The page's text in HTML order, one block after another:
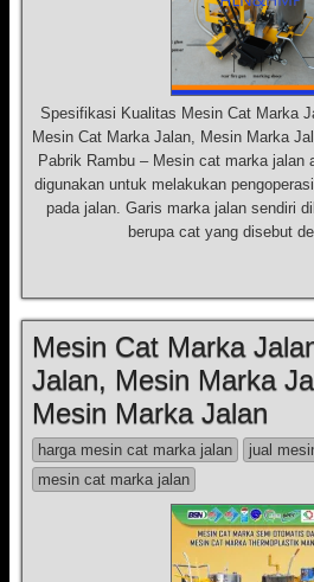
Spesifikasi Kualitas Mesin Cat Marka
Mesin Cat Marka Jalan, Mesin Marka
Pabrik Rambu – Mesin cat marka jalan
digunakan untuk melakukan
pada jalan. Garis marka jalan sendiri
berupa cat yang disebut
Mesin Cat Marka
Jalan, Mesin Marka
Mesin Marka Jalan
harga mesin cat marka jalan
jual
mesin cat marka jalan